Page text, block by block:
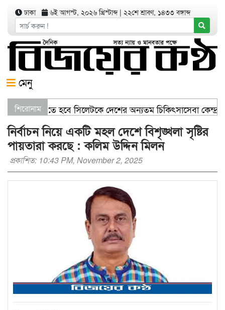
ঢাকা ৬ই আগস্ট, ২০২৬ খ্রিস্টাব্দ| ২২শে শ্রাবণ, ১৪৩৩ বঙ্গাব্দ
মেনু
শিরোনাম
কাজে লাগাতে হবে সিলেটকে দেশের অন্যতম চিকিৎসাসেবা
নির্বাচন নিয়ে একটি মহল দেশে বিশৃঙ্খলা সৃষ্টির
পায়তারা করছে : কলিম উদ্দিন মিলন
প্রকাশিত: 10:43 PM, November 2, 2025